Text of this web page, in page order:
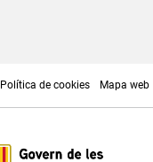
Política de cookies Mapa web